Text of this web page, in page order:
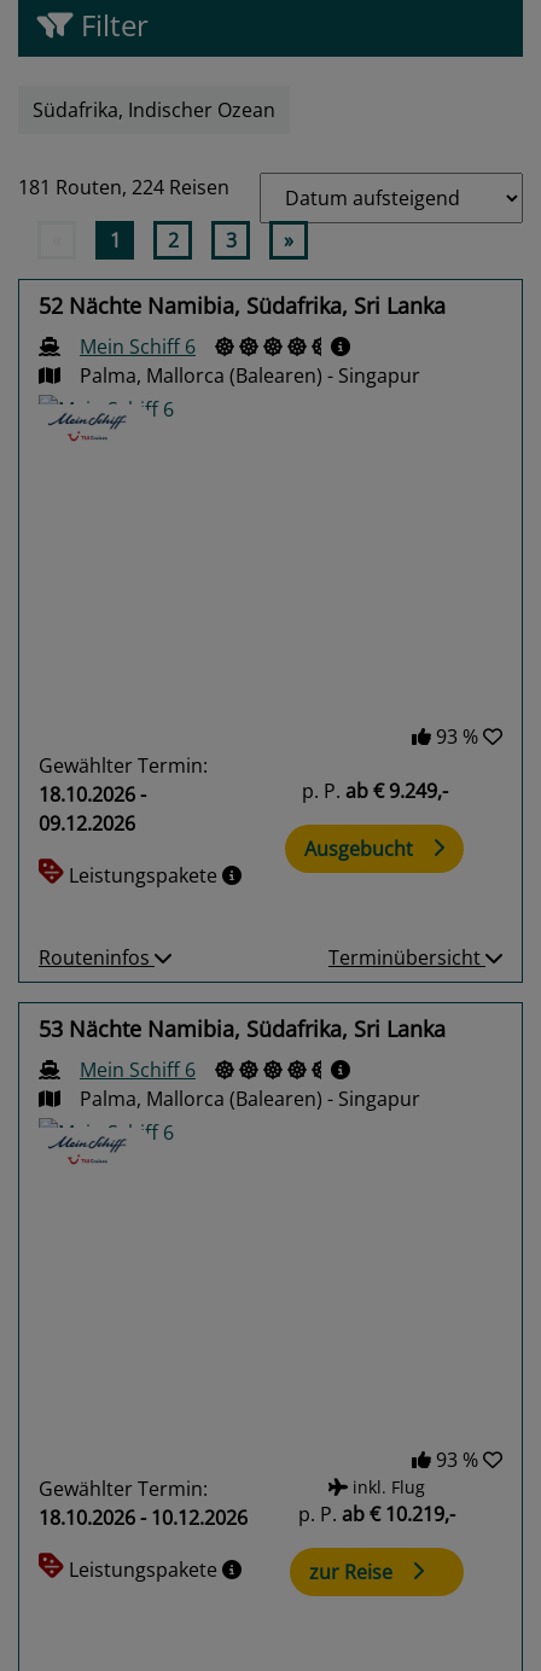
Filter
Südafrika, Indischer Ozean
181 Routen, 224 Reisen
1 2 3 »
52 Nächte Namibia, Südafrika, Sri Lanka
Mein Schiff 6
Palma, Mallorca (Balearen) - Singapur
93 %
Gewählter Termin:
18.10.2026 -
09.12.2026
Leistungspakete
p. P. ab€ 9.249,-
Ausgebucht
Routeninfos Terminübersicht
53 Nächte Namibia, Südafrika, Sri Lanka
Mein Schiff 6
Palma, Mallorca (Balearen) - Singapur
93 %
Gewählter Termin:
18.10.2026 - 10.12.2026
Leistungspakete
inkl. Flug
p. P. ab€ 10.219,-
zur Reise